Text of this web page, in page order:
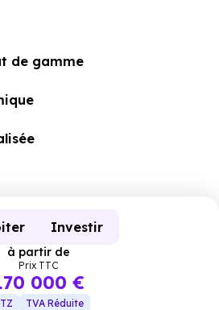
de gamme
Investir
à partir de
Prix TTC
000 €
TVA Réduite